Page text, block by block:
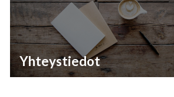
Yhteystiedot